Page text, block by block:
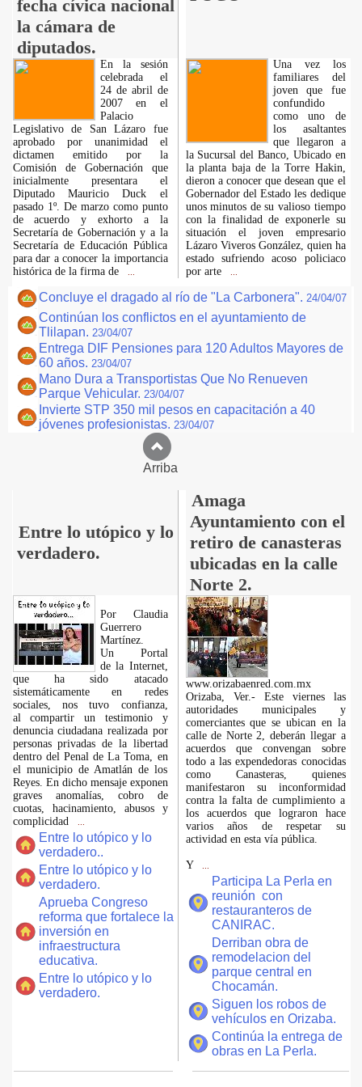
fecha cívica nacional
la cámara de
diputados.
En la sesión
celebrada el
24 de abril de
2007 en el
Palacio
Legislativo de San Lázaro fue
aprobado por unanimidad el
dictamen emitido por la
Comisión de Gobernación que
inicialmente presentara el
Diputado Mauricio Duck el
pasado 1º. De marzo como punto
de acuerdo y exhorto a la
Secretaría de Gobernación y a la
Secretaría de Educación Pública
para dar a conocer la importancia
histórica de la firma de
Una vez los
familiares del
joven que fue
confundido
como uno de
los asaltantes
que llegaron a
la Sucursal del Banco, Ubicado en
la planta baja de la Torre Hakin,
dieron a conocer que desean que el
Gobernador del Estado les dedique
unos minutos de su valioso tiempo
con la finalidad de exponerle su
situación el joven empresario
Lázaro Viveros González, quien ha
estado sufriendo acoso policiaco
por arte
Concluye el dragado al río de "La Carbonera". 24/04/07
Continúan los conflictos en el ayuntamiento de
Tlilapan. 23/04/07
Entrega DIF Pensiones para 120 Adultos Mayores de
60 años. 23/04/07
Mano Dura a Transportistas Que No Renueven
Parque Vehicular. 23/04/07
Invierte STP 350 mil pesos en capacitación a 40
jóvenes profesionistas. 23/04/07
Arriba
Entre lo utópico y lo
verdadero.
Amaga
Ayuntamiento con el
retiro de canasteras
ubicadas en la calle
Norte 2.
Por Claudia
Guerrero
Martínez.
​Un Portal
de la Internet,
que ha sido atacado
sistemáticamente en redes
sociales, nos tuvo confianza,
al compartir un testimonio y
denuncia ciudadana realizada por
personas privadas de la libertad
dentro del Penal de La Toma, en
el municipio de Amatlán de los
Reyes. En dicho mensaje exponen
graves anomalías, cobro de
cuotas, hacinamiento, abusos y
complicidad
Entre lo utópico y lo
verdadero..
Entre lo utópico y lo
verdadero.
Aprueba Congreso
reforma que fortalece la
inversión en
infraestructura
educativa.
Entre lo utópico y lo
verdadero.
www.orizabaenred.com.mx
Orizaba, Ver.- Este viernes las
autoridades municipales y
comerciantes que se ubican en la
calle de Norte 2, deberán llegar a
acuerdos que convengan sobre
todo a las expendedoras conocidas
como Canasteras, quienes
manifestaron su inconformidad
contra la falta de cumplimiento a
los acuerdos que lograron hace
varios años de respetar su
actividad en esta vía pública.
Y
Participa La Perla en
reunión con
restauranteros de
CANIRAC.
Derriban obra de
remodelacion del
parque central en
Chocamán.
Siguen los robos de
vehículos en Orizaba.
Continúa la entrega de
obras en La Perla.